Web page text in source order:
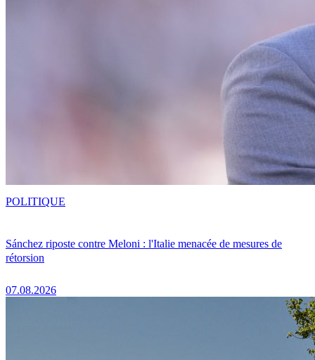
Sánchez riposte contre Meloni : l'Italie menacée de mesures de
rétorsion
07.08.2026
POLITIQUE